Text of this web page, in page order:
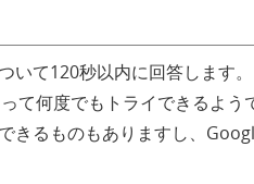
て120秒以内に回答します。
て何度でもトライできるよう
きるものもありますし、